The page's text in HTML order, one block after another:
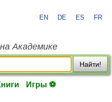
EN DE ES FR
Академике
Найти!
Игры ⚽